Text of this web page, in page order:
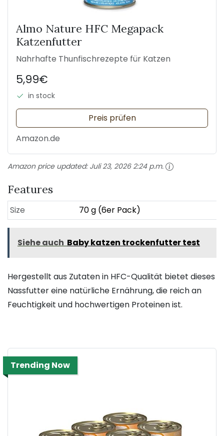
Almo Nature HFC Megapack
Katzenfutter
Nahrhafte Thunfischrezepte für Katzen
5,99€
in stock
Preis prüfen
Amazon.de
Amazon price updated: Juli 23, 2026 2:24 p.m.
Features
Size 70 g (6er Pack)
Siehe auch Baby katzen trockenfutter test
Hergestellt aus Zutaten in HFC-Qualität bietet dieses
Nassfutter eine natürliche Ernährung, die reich an
Feuchtigkeit und hochwertigen Proteinen ist.
Trending Now